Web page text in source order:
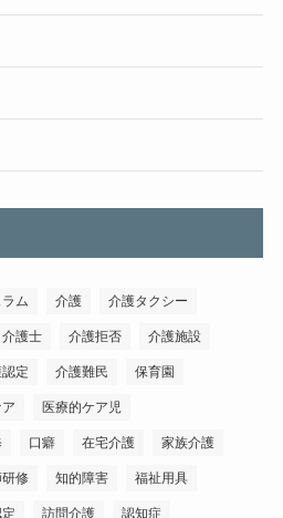
ム 介護 介護タクシー
介護士 介護拒否 介護施設
定 介護難民 保育園
医療的ケア児
口癖 在宅介護 家族介護
修 知的障害 福祉用具
訪問介護 認知症